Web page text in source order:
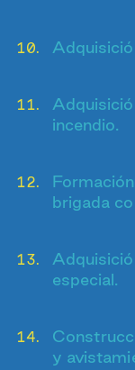
incendio.
brigada
especial.
y